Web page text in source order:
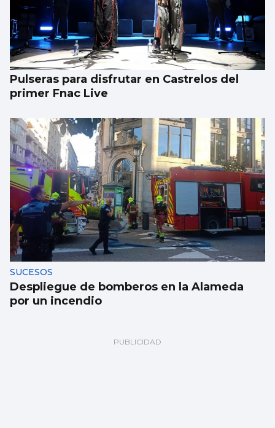
Pulseras para disfrutar en Castrelos del
primer Fnac Live
SUCESOS
Despliegue de bomberos en la Alameda
por un incendio